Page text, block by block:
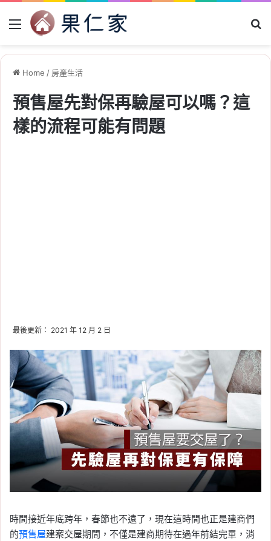
Menu
Home / 房產生活
預售屋先對保再驗屋可以嗎？這
樣的流程可能有問題
最後更新： 2021 年 12 月 2 日
時間接近年底跨年，春節也不遠了，現在這時間也正是建商們
的預售屋建案交屋期間，不僅是建商期待在過年前結完單，消